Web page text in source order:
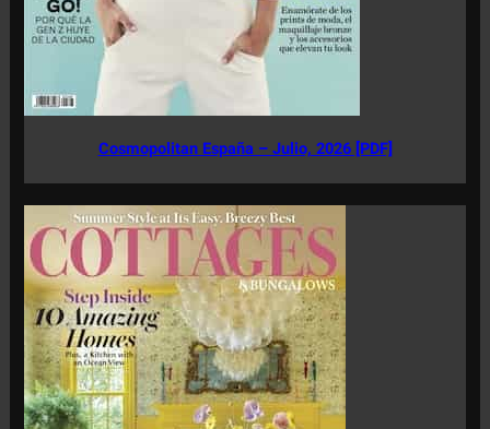
Cosmopolitan España – Julio, 2026 [PDF]